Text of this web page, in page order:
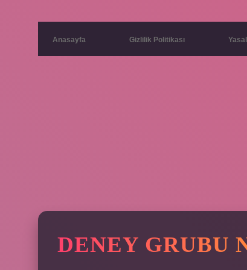
Anasayfa Gizlilik Politikası
DENEY GRUBU